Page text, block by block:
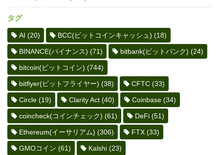
タグ
AI (20) BCC(ビットコインキャッシュ) (18)
BINANCE(バイナンス) (71) bitbank(ビットバンク) (24)
bitcoin(ビットコイン) (744)
bitflyer(ビットフライヤー) (38) CFTC (33)
Circle (19) Clarity Act (40) Coinbase (34)
coincheck(コインチェック) (61) DeFi (51)
Ethereum(イーサリアム) (306) FTX (33)
GMOコイン (61) Kalshi (23)